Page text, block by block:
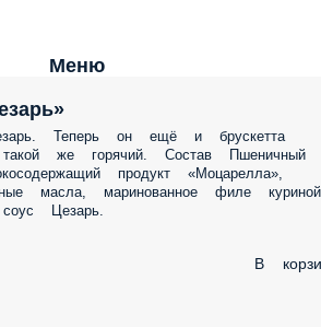
Меню
Теперь он ещё и брускетта
же горячий. Состав Пшеничный
продукт «Моцарелла»,
масла, маринованное филе куриной
Цезарь.
В